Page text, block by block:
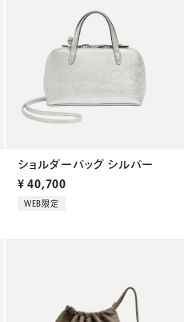
ショルダーバッグ シルバー
¥ 40,700
WEB限定